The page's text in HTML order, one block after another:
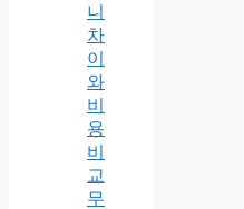
니
차
이
와
비
용
비
교
무